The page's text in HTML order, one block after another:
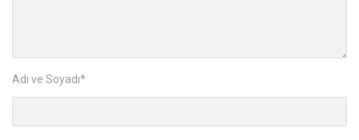
Adı ve Soyadı*